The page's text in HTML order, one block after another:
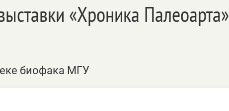
«Хроника Палеоарта»
биофака МГУ